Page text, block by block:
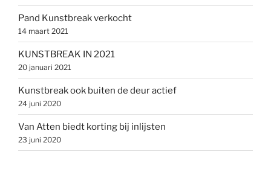
Pand Kunstbreak verkocht
14 maart 2021
KUNSTBREAK IN 2021
20 januari 2021
Kunstbreak ook buiten de deur actief
24 juni 2020
Van Atten biedt korting bij inlijsten
23 juni 2020